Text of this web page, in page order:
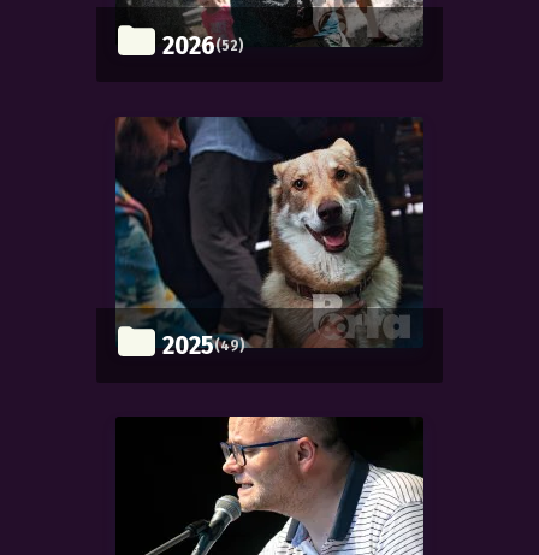
2026(52)
2025(49)